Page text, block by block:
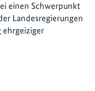
einen Schwerpunkt
Landesregierungen
ehrgeiziger